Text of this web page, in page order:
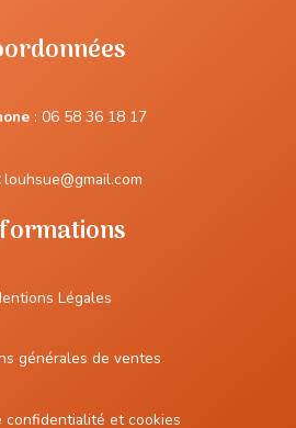
: 06 58 36 18 17
louhsue@gmail.com
Légales
générales de ventes
confidentialité et cookies